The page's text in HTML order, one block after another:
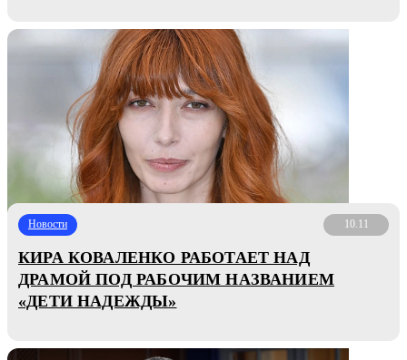
Новости 10.11
КИРА КОВАЛЕНКО РАБОТАЕТ НАД
ДРАМОЙ ПОД РАБОЧИМ НАЗВАНИЕМ
«ДЕТИ НАДЕЖДЫ»